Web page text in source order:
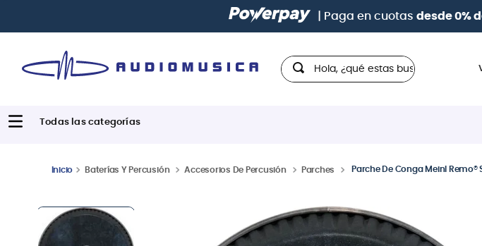
| Paga en cuotas desde 0%
Hola, ¿qué estas buscando?
Baterías Y Percusión Accesorios De Percusión Parches Parche De Conga Meinl Remo®